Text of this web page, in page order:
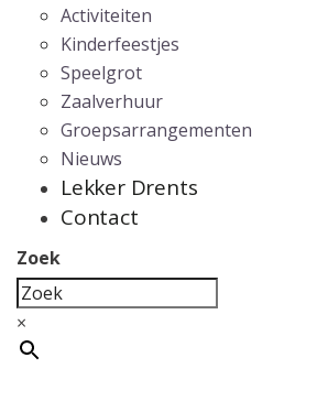
Activiteiten
Kinderfeestjes
Speelgrot
Zaalverhuur
Groepsarrangementen
Nieuws
Lekker Drents
Contact
Zoek
×